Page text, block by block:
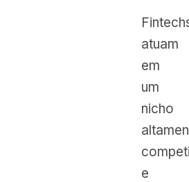
atuam
em
um
nicho
e